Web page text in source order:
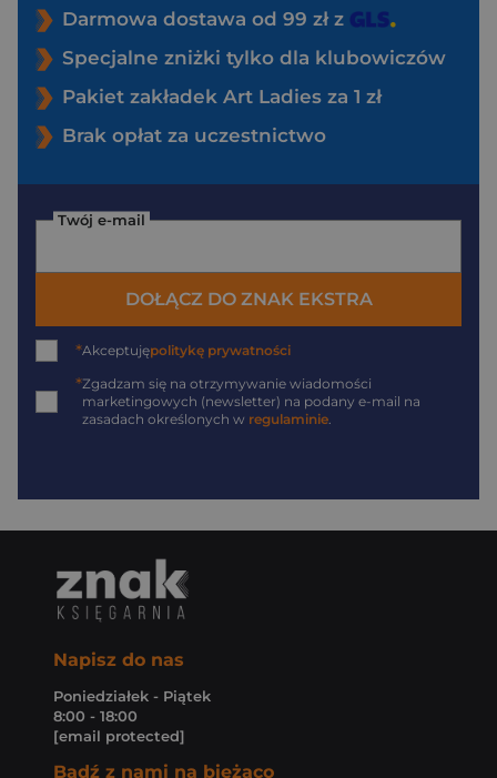
Darmowa dostawa od 99 zł z
Specjalne zniżki tylko dla klubowiczów
Pakiet zakładek Art Ladies za 1 zł
Brak opłat za uczestnictwo
Twój e-mail
DOŁĄCZ DO ZNAK EKSTRA
*Akceptujępolitykę prywatności
*Zgadzam się na otrzymywanie wiadomości
marketingowych (newsletter) na podany e-mail na
zasadach określonych w regulaminie
Napisz do nas
Poniedziałek - Piątek
8:00 - 18:00
[email protected]
Bądź z nami na bieżąco